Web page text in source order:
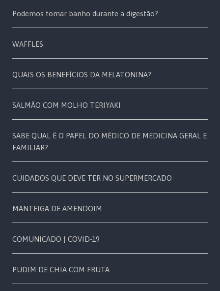
Podemos tomar banho durante a digestão?
WAFFLES
QUAIS OS BENEFÍCIOS DA MELATONINA?
SALMÃO COM MOLHO TERIYAKI
SABE QUAL É O PAPEL DO MÉDICO DE MEDICINA GERAL E
FAMILIAR?
CUIDADOS QUE DEVE TER NO SUPERMERCADO
MANTEIGA DE AMENDOIM
COMUNICADO | COVID-19
PUDIM DE CHIA COM FRUTA